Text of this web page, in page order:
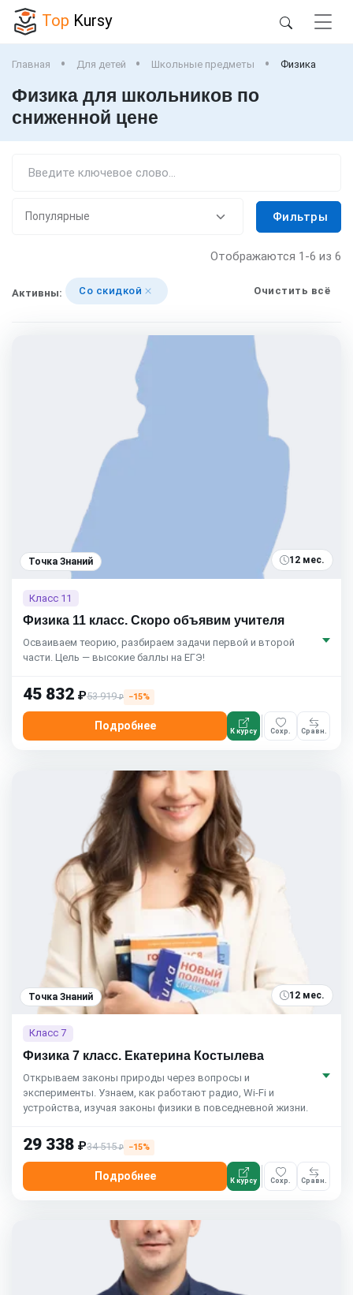
Top Kursy
Главная Для детей Школьные предметы Физика
Физика для школьников по
сниженной цене
Фильтры
Отображаются 1-6 из 6
Активны: Со скидкой Очистить всё
Точка Знаний 12 мес.
Класс 11
Физика 11 класс. Скоро объявим учителя
Осваиваем теорию, разбираем задачи первой и второй
части. Цель — высокие баллы на ЕГЭ!
45 832 ₽53 919₽ −15%
Подробнее К курсу Сохр. Сравн.
Точка Знаний 12 мес.
Класс 7
Физика 7 класс. Екатерина Костылева
Открываем законы природы через вопросы и
эксперименты. Узнаем, как работают радио, Wi-Fi и
устройства, изучая законы физики в повседневной жизни.
29 338 ₽34 515₽ −15%
Подробнее К курсу Сохр. Сравн.